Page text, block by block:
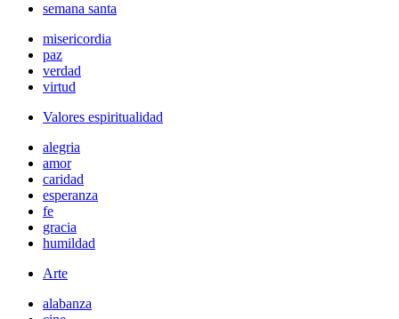
semana santa
misericordia
paz
verdad
virtud
Valores espiritualidad
alegria
amor
caridad
esperanza
fe
gracia
humildad
Arte
alabanza